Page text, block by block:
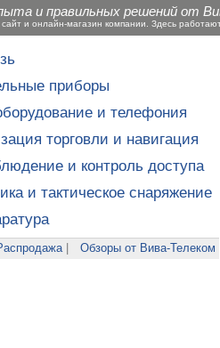
приборы
и телефония
торговли и навигация
и контроль доступа
и тактическое снаряжение
| Обзоры от Вива-Телеком
и правильных решений от
и онлайн-магазин компании. Здесь